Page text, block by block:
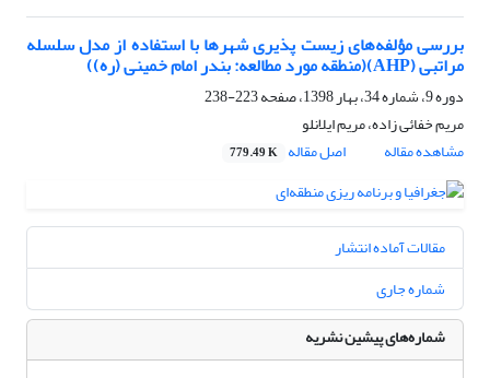
بررسی مؤلفه‌های زیست پذیری شهرها با استفاده از مدل سلسله
مراتبی (AHP)(منطقه مورد مطالعه: بندر امام خمینی (ره))
دوره 9، شماره 34، بهار 1398، صفحه
223-238
مریم خفائی زاده، مریم ایلانلو
مشاهده مقاله
اصل مقاله 779.49 K
مقالات آماده انتشار
شماره جاری
شماره‌های پیشین نشریه